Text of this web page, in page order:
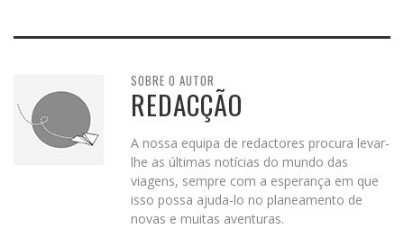
SOBRE O AUTOR
REDACÇÃO
A nossa equipa de redactores procura levar-
lhe as últimas notícias do mundo das
viagens, sempre com a esperança em que
isso possa ajuda-lo no planeamento de
novas e muitas aventuras.